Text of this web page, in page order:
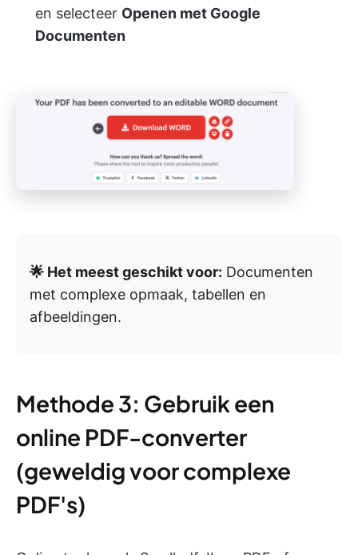
en selecteer Openen met Google
Documenten
🌟 Het meest geschikt voor: Documenten
met complexe opmaak, tabellen en
afbeeldingen.
Methode 3: Gebruik een
online PDF-converter
(geweldig voor complexe
PDF's)